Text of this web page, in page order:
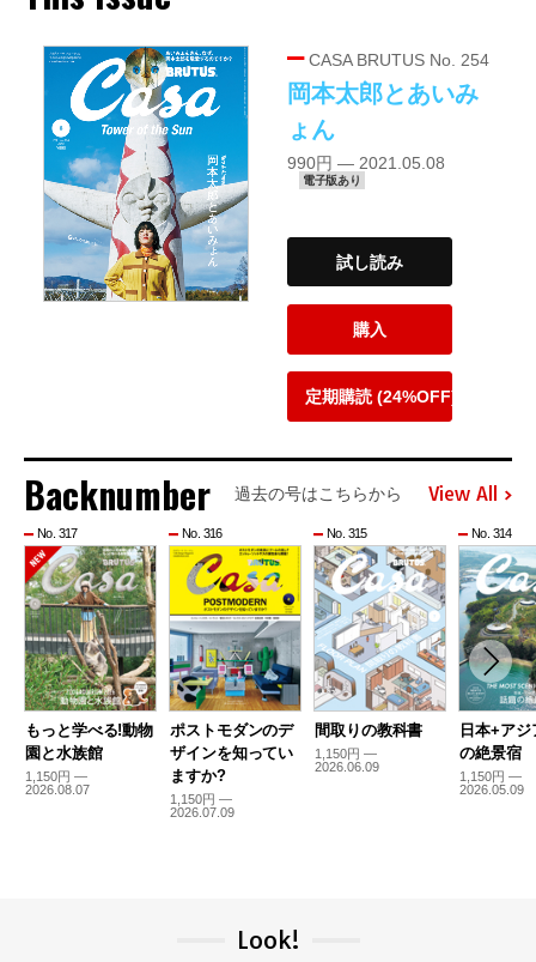
CASA BRUTUS No. 254
岡本太郎とあいみ
ょん
990円 — 2021.05.08
電子版あり
試し読み
購入
定期購読 (24%OFF)
Backnumber 過去の号はこちらから View All
No. 317
もっと学べる!動物
園と水族館
1,150円 —
2026.08.07
No. 316
ポストモダンのデ
ザインを知ってい
ますか?
1,150円 —
2026.07.09
No. 315
間取りの教科書
1,150円 —
2026.06.09
No. 314
日本+アジ
の絶景宿
1,150円 —
2026.05.09
Look!